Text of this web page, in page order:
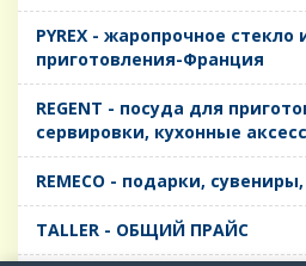
PYREX - жаропрочное стекло
приготовления-Франция
REGENT - посуда для
сервировки, кухонные
REMECO - подарки,
TALLER - ОБЩИЙ ПРАЙС